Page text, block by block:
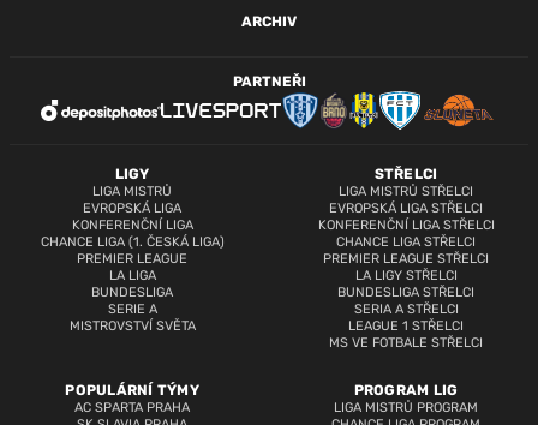
ARCHIV
LIGY
LIGA MISTRŮ
EVROPSKÁ LIGA
KONFERENČNÍ LIGA
CHANCE LIGA (1. ČESKÁ LIGA)
PREMIER LEAGUE
LA LIGA
BUNDESLIGA
SERIE A
MISTROVSTVÍ SVĚTA
STŘELCI
LIGA MISTRŮ STŘELCI
EVROPSKÁ LIGA STŘELCI
KONFERENČNÍ LIGA STŘELCI
CHANCE LIGA STŘELCI
PREMIER LEAGUE STŘELCI
LA LIGY STŘELCI
BUNDESLIGA STŘELCI
SERIA A STŘELCI
LEAGUE 1 STŘELCI
MS VE FOTBALE STŘELCI
POPULÁRNÍ TÝMY
AC SPARTA PRAHA
PROGRAM LIG
LIGA MISTRŮ PROGRAM
PARTNEŘI